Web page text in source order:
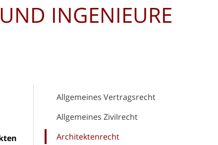
INGENIEURE
Allgemeines Vertragsrecht
Allgemeines Zivilrecht
Architektenrecht